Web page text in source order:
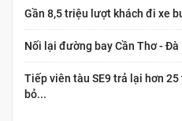
Gần 8,5 triệu lượt khách đi xe
Nối lại đường bay Cần Thơ -
Tiếp viên tàu SE9 trả lại hơn
bỏ...